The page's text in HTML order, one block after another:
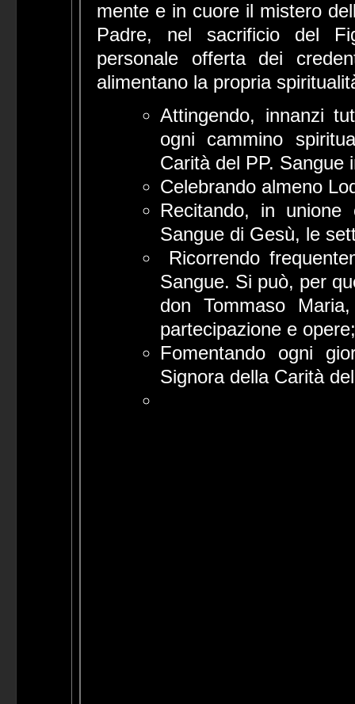
mente e in cuore il mistero
Padre, nel sacrificio del
personale offerta dei
alimentano la propria
Attingendo, innanzi
ogni cammino
Carità del PP. Sangue
Celebrando almeno
Recitando, in
Sangue di Gesù, le
Ricorrendo
Sangue. Si può, per
don Tommaso
partecipazione e opere;
Fomentando ogni
Signora della Carità